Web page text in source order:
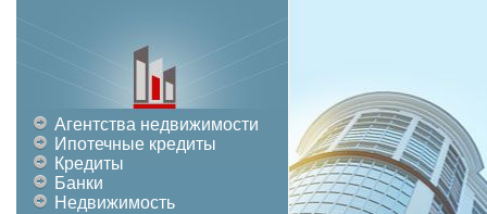
Агентства недвижимости
Ипотечные кредиты
Кредиты
Банки
Недвижимость